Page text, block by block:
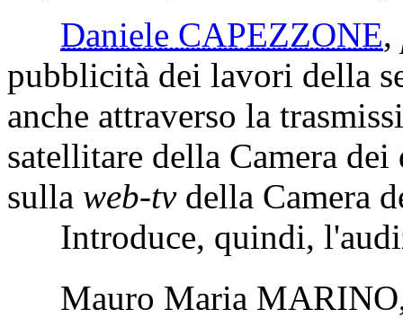
Daniele CAPEZZONE,
pubblicità dei lavori della
anche attraverso la
satellitare della Camera
sulla web-tvdella Camera
Introduce, quindi,
Mauro Maria MARINO